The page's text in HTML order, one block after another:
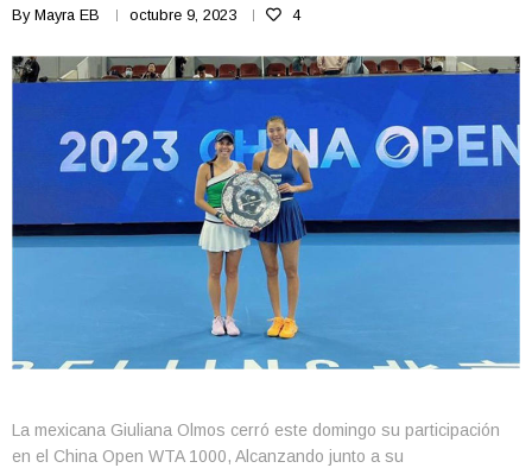
By Mayra EB octubre 9, 2023 4
La mexicana Giuliana Olmos cerró este domingo su participación
en el China Open WTA 1000, Alcanzando junto a su